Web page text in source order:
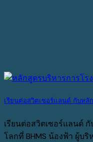
เรียนต่อสวิตเซอร์แลนด์ กับหลั
เรียนต่อสวิตเซอร์แลนด์
โลกที่ BHMS น้องฟ้า ผู้บ